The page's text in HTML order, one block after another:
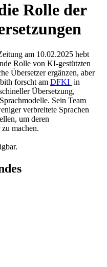
Rolle der
am 10.02.2025 hebt
Rolle von KI-gestützten
Übersetzer ergänzen, aber
forscht am DFKI in
Übersetzung,
Sein Team
verbreitete Sprachen
um deren
machen.